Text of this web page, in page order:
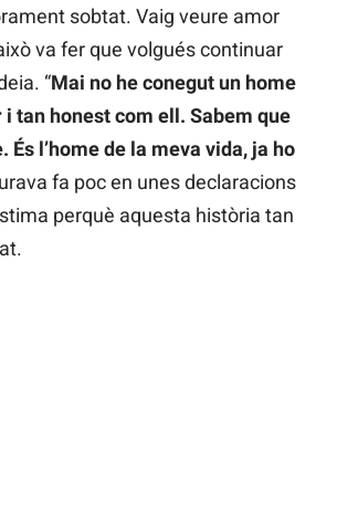
sobtat. Vaig veure amor
va fer que volgués continuar
“Mai no he conegut un home
i tan honest com ell. Sabem que
És l’home de la meva vida, ja ho
fa poc en unes declaracions
perquè aquesta història tan